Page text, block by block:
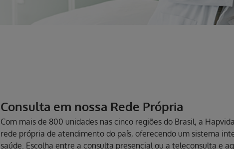
Consulta em nossa Rede Própria
Com mais de 800 unidades nas cinco regiões do Brasil, a
rede própria de atendimento do país, oferecendo um sistema
saúde. Escolha entre a consulta presencial ou a teleconsulta e